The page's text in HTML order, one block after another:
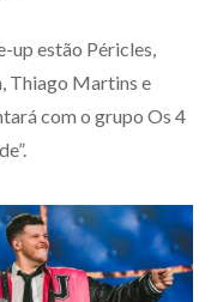
up estão Péricles,
Thiago Martins e
com o grupo Os 4